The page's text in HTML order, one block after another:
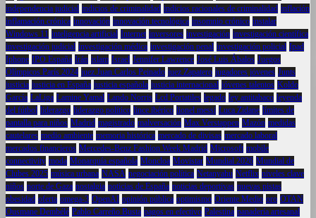
independencia judicial indicios de criminalidad indicios racionales de criminalidad inflación
inflamación crónica innovación innovación tecnológica insomnio crónico instalar
Windows 11 inteligencia artificial Internet inversores investigación investigación científica
investigación judicial investigación médica investigación penal investigación policial Ipad
Iphone IPO España Irán islam Israel Jennifer Lawrence José Luis Ábalos Juegos
Olímpicos París 2024 juez Juan Carlos Peinado juez Zapatero jugadores jóvenes Junts
justicia justicia en España justicia española justicia internacional jóvenes talentos Koldo
García LaLiga Lamine Yamal Lando Norris Lcd Portatiles legado ley antitabaco leyenda
del fútbol liderazgo liderazgo político lince ibérico lionel messi Luca Zidane límites de
pantalla para niños Madrid magistrado malversación Max Verstappen Mazón medidas
cautelares medio ambiente memoria histórica mercado de divisas mercado laboral
mercados financieros Mercedes-Benz Fashion Week Madrid Microsoft mobile
connectivity moda Monarquía española Moncloa Movistar Mundial 2026 Mundial de
Clubes 2025 música urbana NASA negociación política Netanyahu Netflix niveles clave
niños norte de Gaza nostalgia noticias de España noticias deportivas nuevas pistas
obesidad oferta omega-3 OpenAI opinión pública optimismo Oriente Medio oro OTAN
Ousmane Dembélé Pablo Carreño Busta pagos en efectivo Palestina panadería artesanal